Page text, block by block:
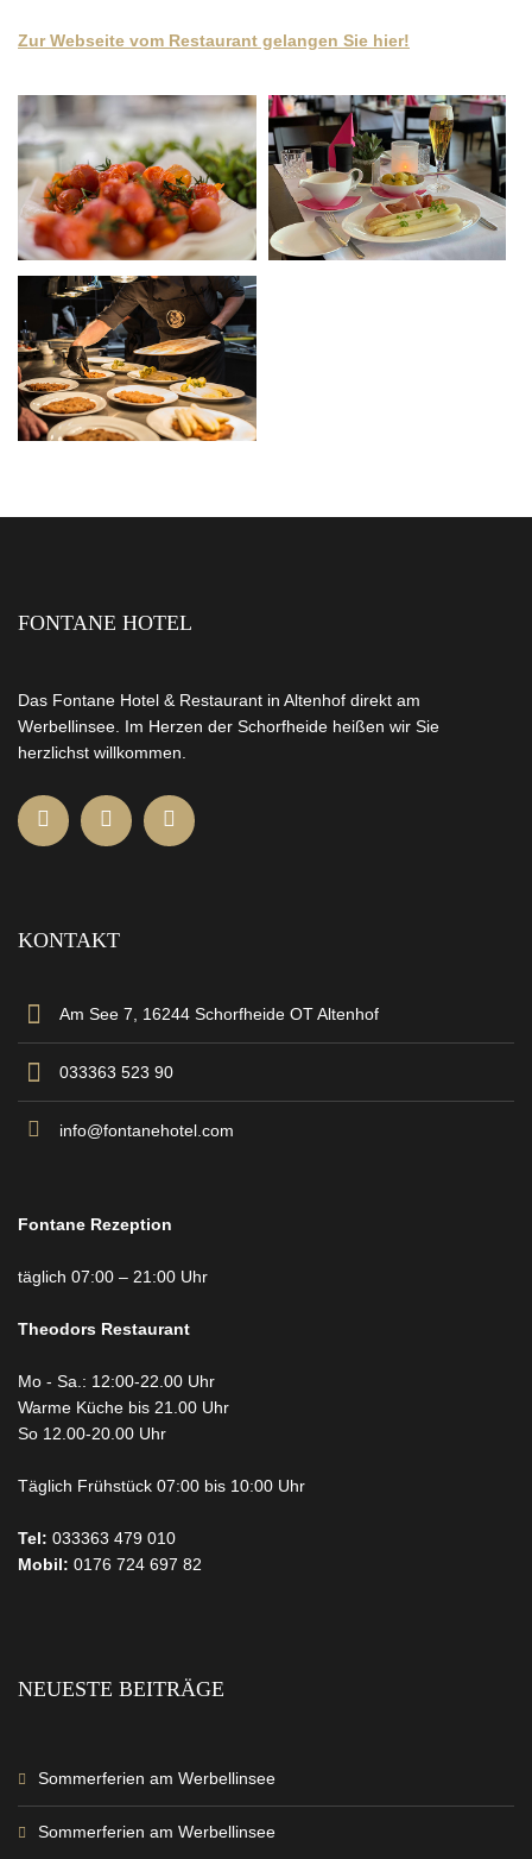
Zur Webseite vom Restaurant gelangen Sie hier!
FONTANE HOTEL
Das Fontane Hotel & Restaurant in Altenhof direkt am
Werbellinsee. Im Herzen der Schorfheide heißen wir Sie
herzlichst willkommen.
KONTAKT
Am See 7, 16244 Schorfheide OT Altenhof
033363 523 90
info@fontanehotel.com
Fontane Rezeption
täglich 07:00 – 21:00 Uhr
Theodors Restaurant
Mo - Sa.: 12:00-22.00 Uhr
Warme Küche bis 21.00 Uhr
So 12.00-20.00 Uhr
Täglich Frühstück 07:00 bis 10:00 Uhr
Tel: 033363 479 010
Mobil: 0176 724 697 82
NEUESTE BEITRÄGE
Sommerferien am Werbellinsee
Sommerferien am Werbellinsee